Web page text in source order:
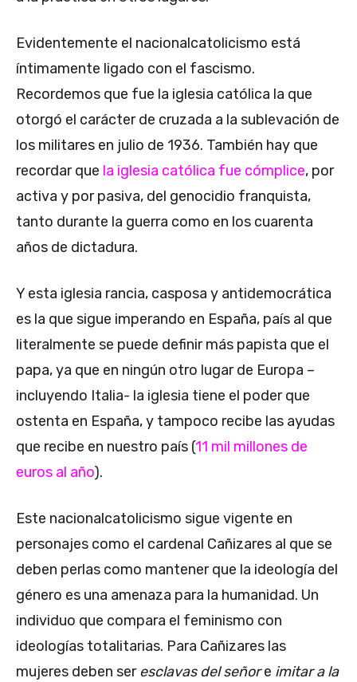
Evidentemente el nacionalcatolicismo está
íntimamente ligado con el fascismo.
Recordemos que fue la iglesia católica la que
otorgó el carácter de cruzada a la sublevación de
los militares en julio de 1936. También hay que
recordar que la iglesia católica fue cómplice, por
activa y por pasiva, del genocidio franquista,
tanto durante la guerra como en los cuarenta
años de dictadura.
Y esta iglesia rancia, casposa y antidemocrática
es la que sigue imperando en España, país al que
literalmente se puede definir más papista que el
papa, ya que en ningún otro lugar de Europa –
incluyendo Italia- la iglesia tiene el poder que
ostenta en España, y tampoco recibe las ayudas
que recibe en nuestro país (11 mil millones de
euros al año).
Este nacionalcatolicismo sigue vigente en
personajes como el cardenal Cañizares al que se
deben perlas como mantener que la ideología del
género es una amenaza para la humanidad. Un
individuo que compara el feminismo con
ideologías totalitarias. Para Cañizares las
mujeres deben seresclavas del señore imitar a la